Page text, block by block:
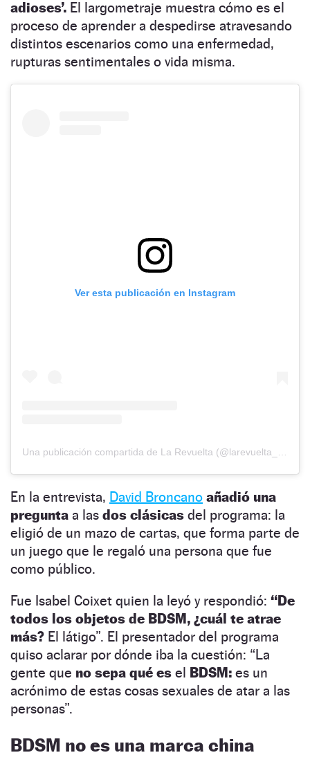
adioses’. El largometraje muestra cómo es el
proceso de aprender a despedirse atravesando
distintos escenarios como una enfermedad,
rupturas sentimentales o vida misma.
Ver esta publicación en Instagram
Una publicación compartida de La Revuelta (@larevuelta_tve)
En la entrevista, David Broncano añadió una
pregunta a las dos clásicas del programa: la
eligió de un mazo de cartas, que forma parte de
un juego que le regaló una persona que fue
como público.
Fue Isabel Coixet quien la leyó y respondió: “De
todos los objetos de BDSM, ¿cuál te atrae
más? El látigo”. El presentador del programa
quiso aclarar por dónde iba la cuestión: “La
gente que no sepa qué es el BDSM: es un
acrónimo de estas cosas sexuales de atar a las
personas”.
BDSM no es una marca china